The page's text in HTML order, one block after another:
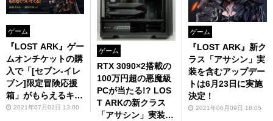
ゲーム
『LOST ARK』ゲー
ムオンチケットの購
入で「[セブン‐イレ
ブン]限定冒険応援
箱」がもらえるキャ
ンペーンを開催
2021年07月02日 13:00
ゲーム
RTX 3090×2搭載の
100万円超の悪魔級
PCが当たる!? LOS
T ARKの新クラス
「アサシン」実装記
ゲーム
『LOST ARK』新ク
ラス「アサシン」実
装を含むアップデー
トは6月23日に実施
決定！
2021年06月09日 18:05